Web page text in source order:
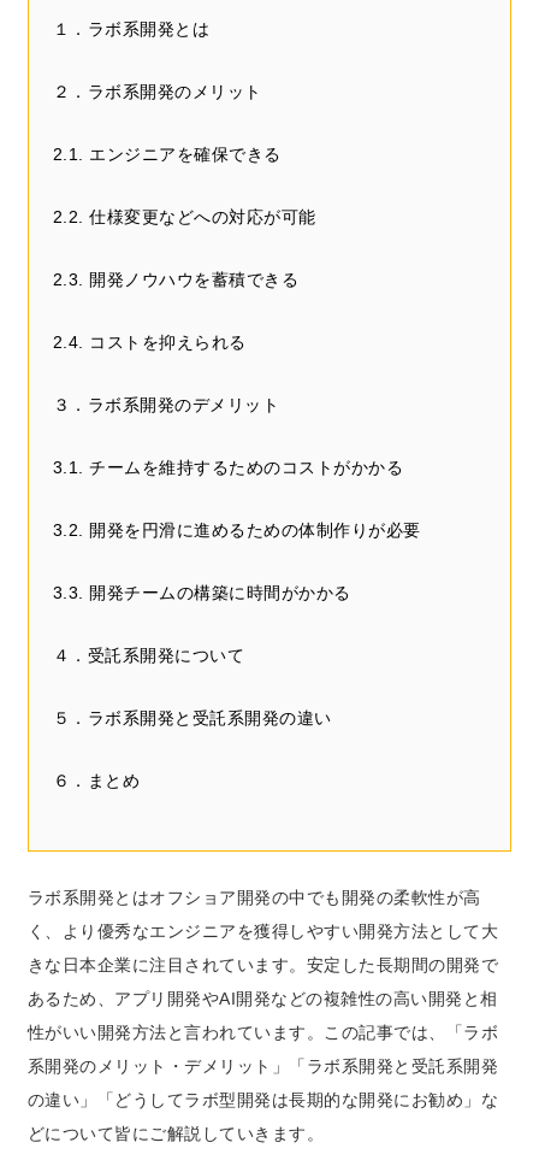
１．ラボ系開発とは
２．ラボ系開発のメリット
2.1. エンジニアを確保できる
2.2. 仕様変更などへの対応が可能
2.3. 開発ノウハウを蓄積できる
2.4. コストを抑えられる
３．ラボ系開発のデメリット
3.1. チームを維持するためのコストがかかる
3.2. 開発を円滑に進めるための体制作りが必要
3.3. 開発チームの構築に時間がかかる
４．受託系開発について
５．ラボ系開発と受託系開発の違い
６．まとめ
ラボ系開発とはオフショア開発の中でも開発の柔軟性が高
く、より優秀なエンジニアを獲得しやすい開発方法として大
きな日本企業に注目されています。安定した長期間の開発で
あるため、アプリ開発やAI開発などの複雑性の高い開発と相
性がいい開発方法と言われています。この記事では、「ラボ
系開発のメリット・デメリット」「ラボ系開発と受託系開発
の違い」「どうしてラボ型開発は長期的な開発にお勧め 」な
どについて皆にご解説していきます。